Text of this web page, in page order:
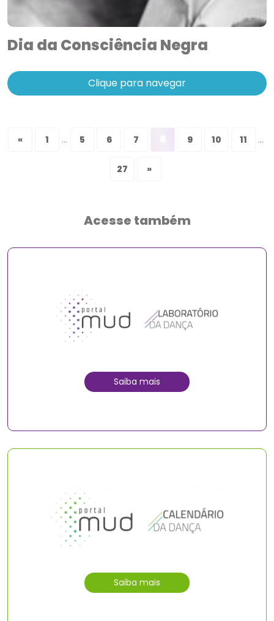
Dia da Consciência Negra
Clique para navegar
« 1 ... 5 6 7 9 10 11 ...
27 »
Acesse também
Saiba mais
Saiba mais